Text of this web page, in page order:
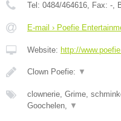
Tel: 0484/464616, Fax: -,
E-mail › Poefie
Website: http://
Clown Poefie: ▼
clownerie, Grime,
Goochelen, ▼